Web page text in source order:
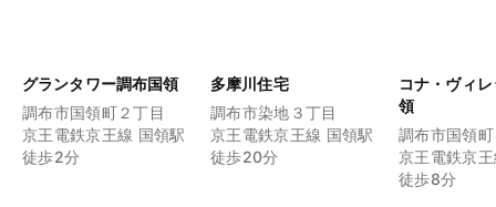
グランタワー調布国領
調布市国領町２丁目
京王電鉄京王線 国領駅
徒歩2分
多摩川住宅
調布市染地３丁目
京王電鉄京王線 国領駅
徒歩20分
コナ・ヴィ
領
調布市国領
京王電鉄京
徒歩8分